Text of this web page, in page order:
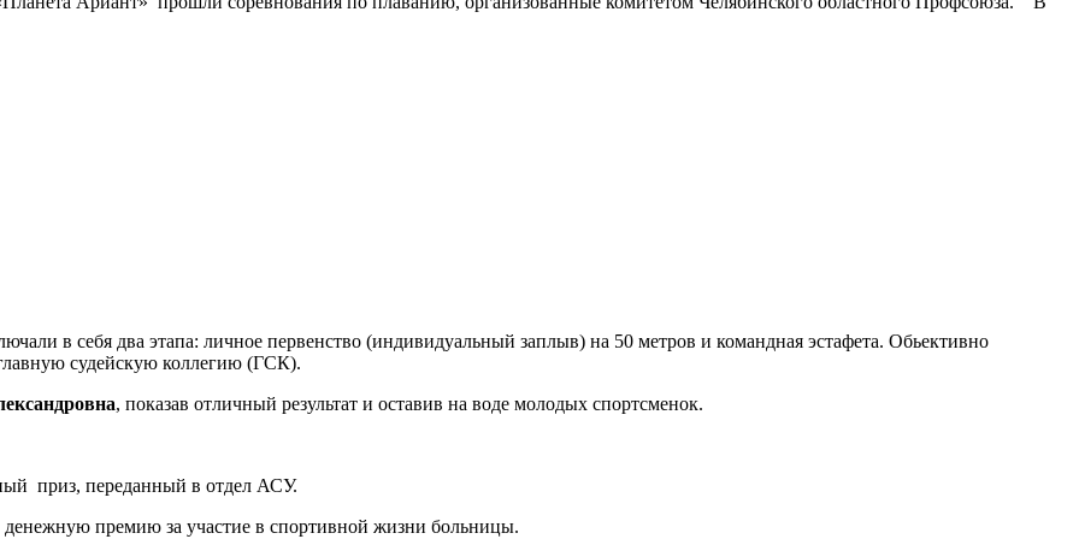
в себя два этапа: личное первенство (индивидуальный заплыв) на 50 метров и командная эстафета. Обьективно
судейскую коллегию (ГСК).
, показав отличный результат и оставив на воде молодых спортсменок.
приз, переданный в отдел АСУ.
премию за участие в спортивной жизни больницы.